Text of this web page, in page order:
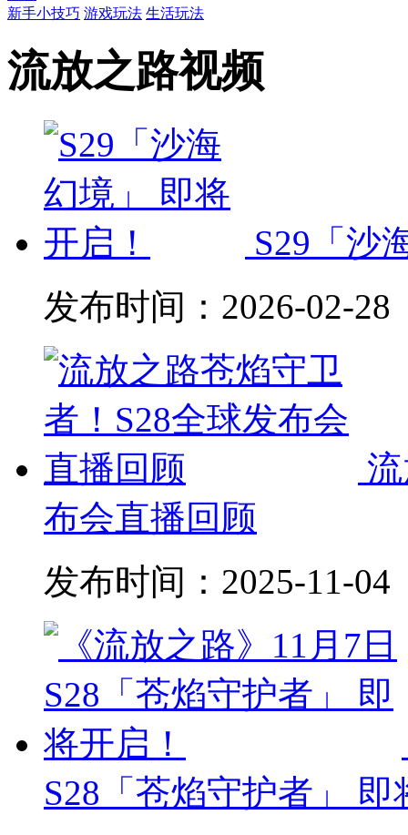
新手小技巧 游戏玩法 生活玩法
流放之路视频
S29「沙
发布时间： 2026-02-28
布会直播回顾
发布时间： 2025-11-04
S28「苍焰守护者」 即